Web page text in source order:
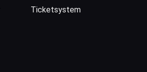
Ticketsystem